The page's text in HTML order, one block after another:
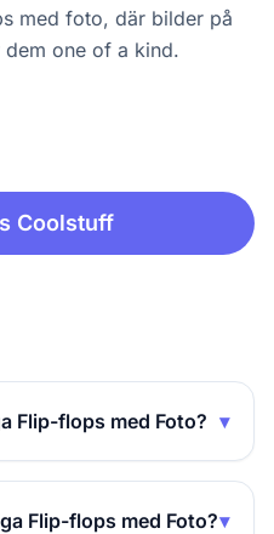
med foto, där bilder på
one of a kind.
Coolstuff
Flip-flops med Foto? ▾
Flip-flops med Foto?▾